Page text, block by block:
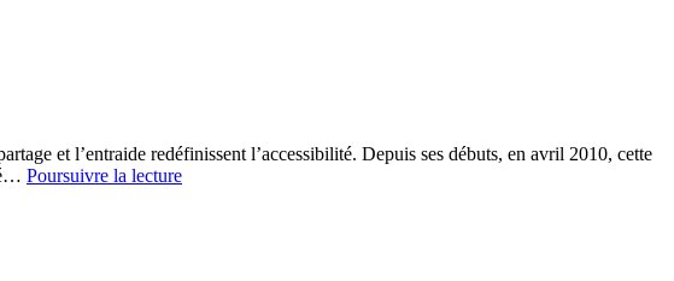
et l’entraide redéfinissent l’accessibilité. Depuis ses débuts, en avril 2010, cette
Poursuivre la lectureL’hymne